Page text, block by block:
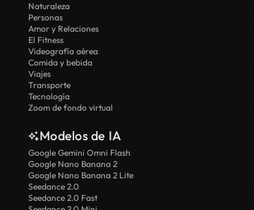
Naturaleza
Personas
Amor y Relaciones
El Fitness
Videografía aérea
Comida y bebida
Viajes
Transporte
Tecnología
Zoom de fondo virtual
Modelos de IA
Google Gemini Omni Flash
Google Nano Banana 2
Google Nano Banana 2 Lite
Seedance 2.0
Seedance 2.0 Fast